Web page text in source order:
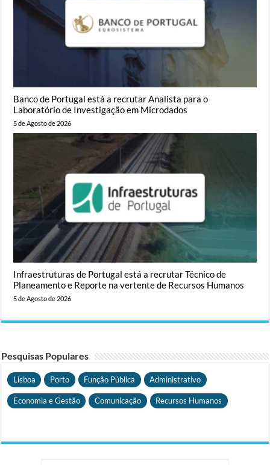
Banco de Portugal está a recrutar Analista para o
Laboratório de Investigação em Microdados
5 de Agosto de 2026
Infraestruturas de Portugal está a recrutar Técnico de
Planeamento e Reporte na vertente de Recursos Humanos
5 de Agosto de 2026
Pesquisas Populares
Lisboa Porto Função Pública Administrativo
Economia e Gestão Comunicação Recursos Humanos